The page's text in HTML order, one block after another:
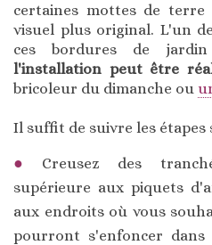
certaines mottes de
visuel plus original. L'un
ces bordures de
l'installation peut être
bricoleur du dimanche ou
Il suffit de suivre les étapes
Creusez des
supérieure aux piquets
aux endroits où vous
pourront s'enfoncer